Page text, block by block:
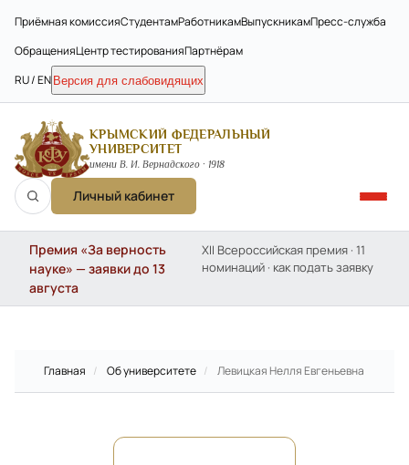
Приёмная комиссияСтудентамРаботникамВыпускникамПресс-служба
ОбращенияЦентр тестированияПартнёрам
RU / EN Версия для слабовидящих
КРЫМСКИЙ ФЕДЕРАЛЬНЫЙ
УНИВЕРСИТЕТ
имени В. И. Вернадского · 1918
Личный кабинет
Премия «За верность
науке» — заявки до 13
августа
XII Всероссийская премия · 11
номинаций · как подать заявку
Главная / Об университете / Левицкая Нелля Евгеньевна